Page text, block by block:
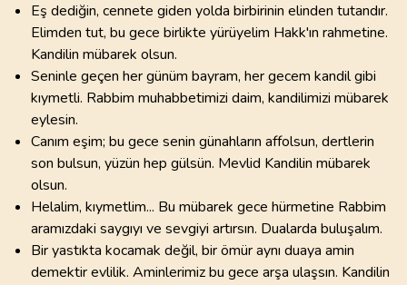
Eş dediğin, cennete giden yolda birbirinin elinden tutandır.
Elimden tut, bu gece birlikte yürüyelim Hakk'ın rahmetine.
Kandilin mübarek olsun.
Seninle geçen her günüm bayram, her gecem kandil gibi
kıymetli. Rabbim muhabbetimizi daim, kandilimizi mübarek
eylesin.
Canım eşim; bu gece senin günahların affolsun, dertlerin
son bulsun, yüzün hep gülsün. Mevlid Kandilin mübarek
olsun.
Helalim, kıymetlim... Bu mübarek gece hürmetine Rabbim
aramızdaki saygıyı ve sevgiyi artırsın. Dualarda buluşalım.
Bir yastıkta kocamak değil, bir ömür aynı duaya amin
demektir evlilik. Aminlerimiz bu gece arşa ulaşsın. Kandilin